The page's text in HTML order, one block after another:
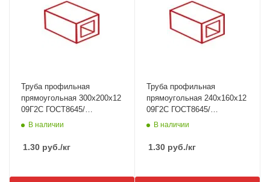
Труба профильная
прямоугольная 300х200х12
09Г2С ГОСТ8645/
ГОСТ30245
В наличии
1.30 руб./кг
Труба профильная
прямоугольная 240х160х12
09Г2С ГОСТ8645/
ГОСТ30245
В наличии
1.30 руб./кг